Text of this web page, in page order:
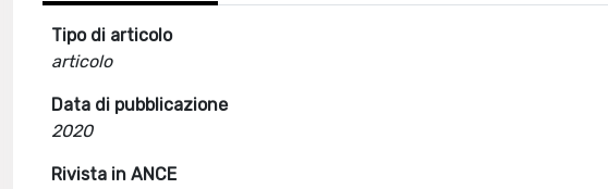
Tipo di articolo
articolo
Data di pubblicazione
2020
Rivista in ANCE